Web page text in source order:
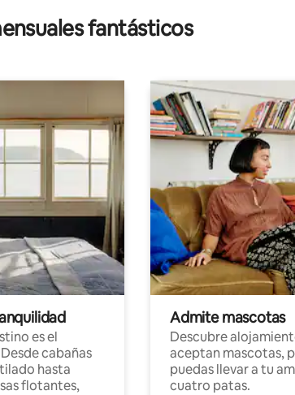
fantásticos
es el
cabañas
hasta
flotantes,
Admite mascotas
Descubre
aceptan mascotas,
puedas llevar a tu
cuatro patas.